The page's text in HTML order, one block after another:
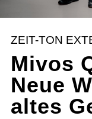
ZEIT-TON
Mivos
Neue
altes